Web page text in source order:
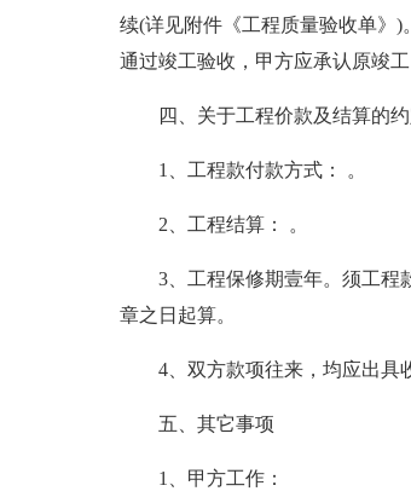
续(详见附件《工程质量验收单》
通过竣工验收，甲方应承认原竣
四、关于工程价款及结算的约
1、工程款付款方式： 。
2、工程结算： 。
3、工程保修期壹年。须工程
章之日起算。
4、双方款项往来，均应出具
五、其它事项
1、甲方工作：